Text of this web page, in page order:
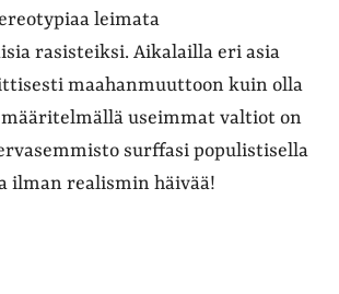
leimata
rasisteiksi. Aikalailla eri asia
maahanmuuttoon kuin olla
useimmat valtiot on
surffasi populistisella
ilman realismin häivää!